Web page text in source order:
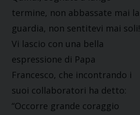
termine, non abbassate mai la
guardia, non sentitevi mai soli!
Vi lascio con una bella
espressione di Papa
Francesco, che incontrando i
suoi collaboratori ha detto:
“Occorre grande coraggio